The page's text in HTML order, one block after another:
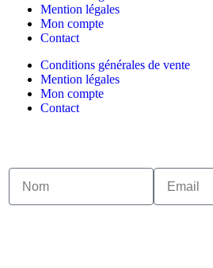
Mention légales
Mon compte
Contact
Conditions générales de vente
Mention légales
Mon compte
Contact